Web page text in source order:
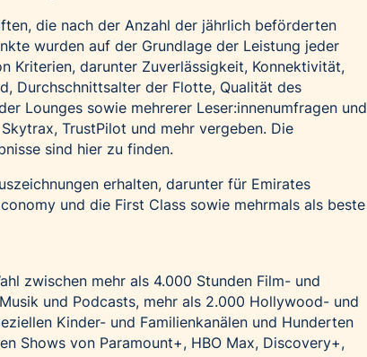
die nach der Anzahl der jährlich beförderten
wurden auf der Grundlage der Leistung jeder
Kriterien, darunter Zuverlässigkeit, Konnektivität,
Durchschnittsalter der Flotte, Qualität des
Lounges sowie mehrerer Leser:innenumfragen und
TrustPilot und mehr vergeben. Die
sind hier zu finden.
erhalten, darunter für Emirates
und die First Class sowie mehrmals als beste
zwischen mehr als 4.000 Stunden Film- und
und Podcasts, mehr als 2.000 Hollywood- und
Kinder- und Familienkanälen und Hunderten
Shows von Paramount+, HBO Max, Discovery+,